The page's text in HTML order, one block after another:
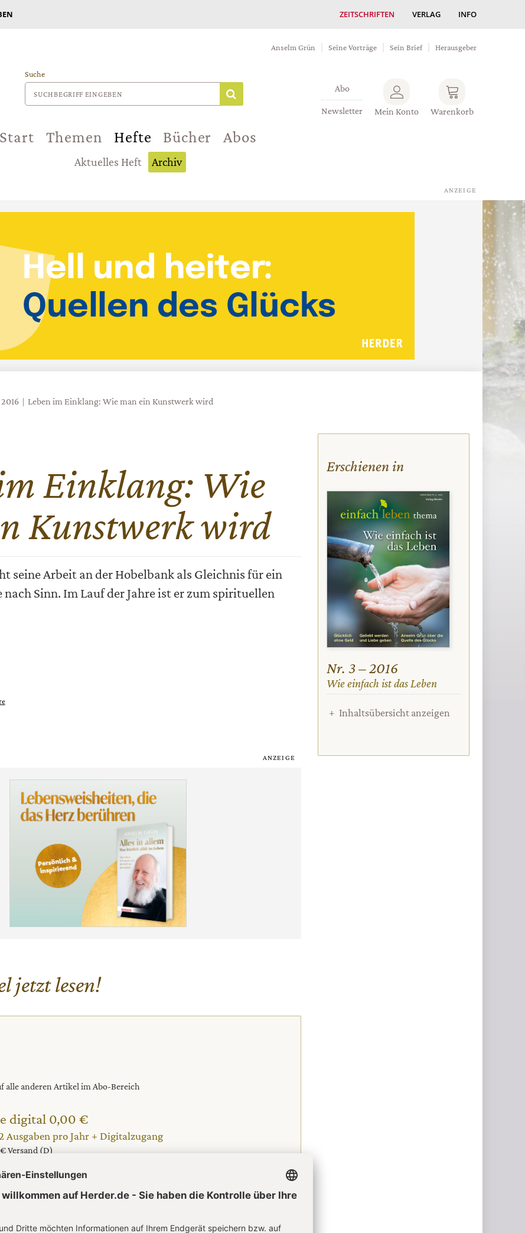
ZEITSCHRIFTEN VERLAG INFO
Anselm Grün Seine Vorträge Sein Brief Herausgeber
Suche
Abo
Newsletter Mein Konto Warenkorb
Start Themen Hefte Bücher Abos
Aktuelles Heft Archiv
Leben im Einklang: Wie man ein Kunstwerk wird
Einklang: Wie
Kunstwerk wird
seine Arbeit an der Hobelbank als Gleichnis für ein
nach Sinn. Im Lauf der Jahre ist er zum spirituellen
jetzt lesen!
alle anderen Artikel im Abo-Bereich
digital 0,00 €
Ausgaben pro Jahr + Digitalzugang
Versand (D)
Erschienen in
Nr. 3 – 2016
:
Wie einfach ist das Leben
Inhaltsübersicht anzeigen